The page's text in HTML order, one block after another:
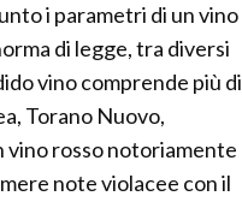
i parametri di un vino
di legge, tra diversi
vino comprende più di
Torano Nuovo,
vino rosso notoriamente
note violacee con il